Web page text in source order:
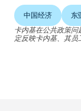
中国经济 东
卡内基在公共政策
定反映卡内基、其员